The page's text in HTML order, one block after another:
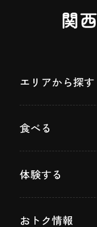
エリアから探す
食べる
体験する
おトク情報